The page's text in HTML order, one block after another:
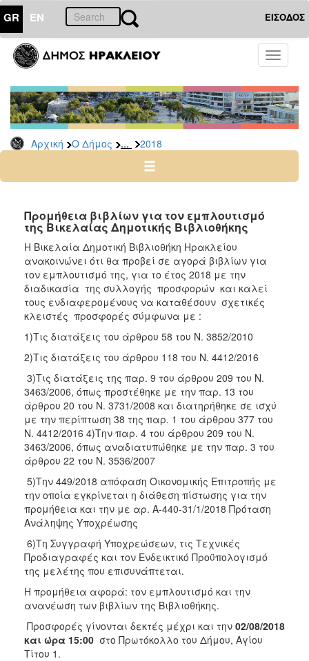
GR EN ΕΙΣΟΔΟΣ
Toggle
Αρχική Ο Δήμος ... 2018
ΔΗΜΟΣ
Διακηρύξεις
-
Δημοπρασίες
Αρχείο
2025
2023
2022
2021
2020
2019
2018
2017
2016
2015
2013
ΤΟΠΟΣ
ΠΟΛΙΤΙΣΜΟΣ
ΑΝΘΕΚΤΙΚΗ
ΠΟΛΗ
Προμήθεια βιβλίων για τον εμπλουτισμό
της Βικελαίας Δημοτικής Βιβλιοθήκης
Η Βικελαία Δημοτική Βιβλιοθήκη Ηρακλείου
ανακοινώνει ότι θα προβεί σε αγορά βιβλίων για
τον εμπλουτισμό της, για το έτος 2018 με την
διαδικασία της συλλογής προσφορών και καλεί
τους ενδιαφερομένους να καταθέσουν σχετικές
κλειστές προσφορές σύμφωνα με :
1)Τις διατάξεις του άρθρου 58 του Ν. 3852/2010
2)Τις διατάξεις του άρθρου 118 του Ν. 4412/2016
3)Τις διατάξεις της παρ. 9 του άρθρου 209 του Ν.
3463/2006, όπως προστέθηκε με την παρ. 13 του
άρθρου 20 του Ν. 3731/2008 και διατηρήθηκε σε ισχύ
με την περίπτωση 38 της παρ. 1 του άρθρου 377 του
Ν. 4412/2016 4)Την παρ. 4 του άρθρου 209 του Ν.
3463/2006, όπως αναδιατυπώθηκε με την παρ. 3 του
άρθρου 22 του Ν. 3536/2007
5)Την 449/2018 απόφαση Οικονομικής Επιτροπής με
την οποία εγκρίνεται η διάθεση πίστωσης για την
προμήθεια και την με αρ. Α-440-31/1/2018 Πρόταση
Ανάληψης Υποχρέωσης
6)Τη Συγγραφή Υποχρεώσεων, τις Τεχνικές
Προδιαγραφές και τον Ενδεικτικό Προϋπολογισμό
της μελέτης που επισυνάπτεται.
Η προμήθεια αφορά: τον εμπλουτισμό και την
ανανέωση των βιβλίων της Βιβλιοθήκης.
Προσφορές γίνονται δεκτές μέχρι και την 02/08/2018
και ώρα 15:00 στο Πρωτόκολλο του Δήμου, Αγίου
Τίτου 1.